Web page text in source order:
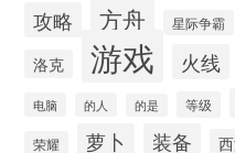
攻略 方舟 星际争霸
洛克 游戏 火线
电脑 的人 的是 等级
荣耀 萝卜 装备